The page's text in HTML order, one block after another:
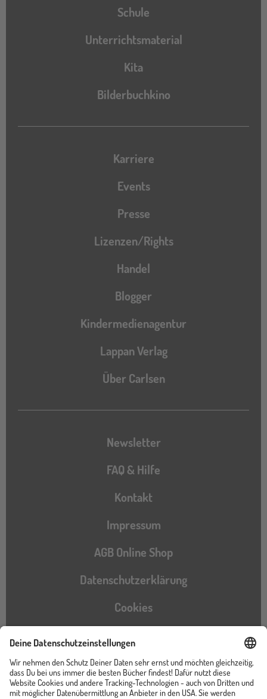
Schule
Unterrichtsmaterial
Kita
Bilderbuchkino
Karriere
Events
Presse
Lizenzen/Rights
Handel
Blogger
Kindermedienagentur
Lappan Verlag
Über Carlsen
Newsletter
FAQ & Hilfe
Kontakt
Impressum
AGB Online Shop
Datenschutzerklärung
Cookies
Barrierefreiheitserklärung